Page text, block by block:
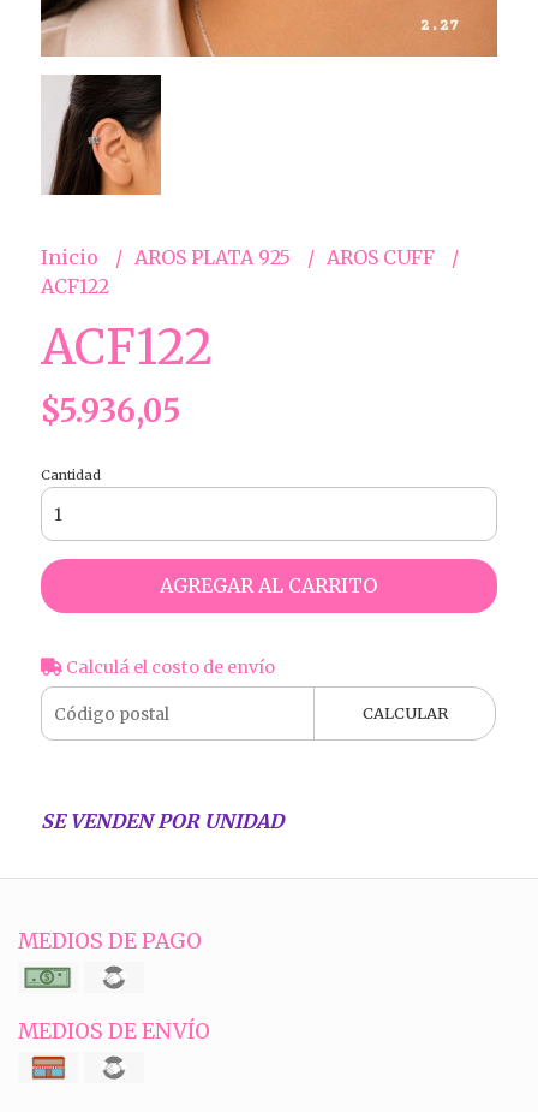
Inicio AROS PLATA 925
AROS CUFF
ACF122
ACF122
$5.936,05
Cantidad
AGREGAR AL CARRITO
Calculá el costo de envío
CALCULAR
SE VENDEN POR UNIDAD
MEDIOS DE PAGO
MEDIOS DE ENVÍO